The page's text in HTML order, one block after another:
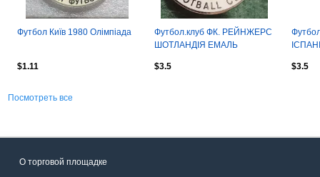
Футбол Київ 1980 Олімпіада
$1.11
Футбол.клуб ФК. РЕЙНЖЕРС
ШОТЛАНДІЯ ЕМАЛЬ
$3.5 $3.5
Посмотреть все
О торговой площадке